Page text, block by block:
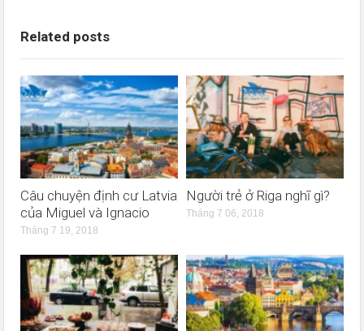
Related posts
Câu chuyện định cư Latvia
của Miguel và Ignacio
Tháng 7 19, 2018
Người trẻ ở Riga nghĩ gì?
Tháng 7 06, 2018